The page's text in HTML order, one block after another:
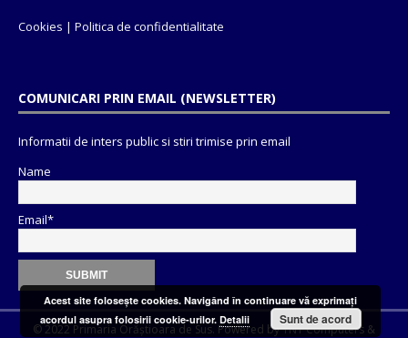
Cookies | Politica de confidentialitate
COMUNICARI PRIN EMAIL (NEWSLETTER)
Informatii de inters public si stiri trimise prin email
Name
Email*
© 2022 Primaria Orăștioara de Sus. Powered byTNT Computers &
Acest site foloseşte cookies. Navigând în continuare vă exprimaţi
acordul asupra folosirii cookie-urilor. Detalii Sunt de acord